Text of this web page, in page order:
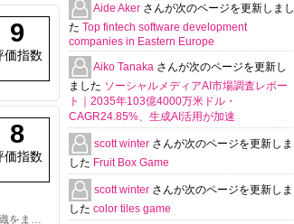
9
価指数
8
価指数
信越総合通信局が平成26年度より開始した，地域オープンデータ推進会議の参加組織をまとめました． 2014.12.25現在
Aide Aker さんが次のページを更新しまし
た Top fintech software development
companies in Eastern Europe
Aiko Tanaka さんが次のページを更新し
ました ソーシャルメディアAI市場調査レポー
ト｜2035年103億4000万米ドル・
CAGR24.85%、生成AI活用が加速
scott winter さんが次のページを更新しま
した Fruit Box Game
scott winter さんが次のページを更新しま
した color tiles game